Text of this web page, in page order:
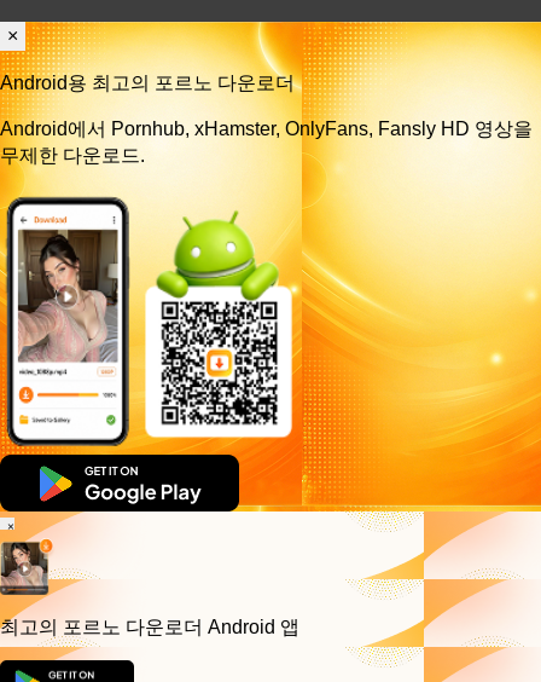
×
Android용 최고의 포르노 다운로더
Android에서 Pornhub, xHamster, OnlyFans, Fansly HD 영상을
무제한 다운로드.
×
최고의 포르노 다운로더 Android 앱